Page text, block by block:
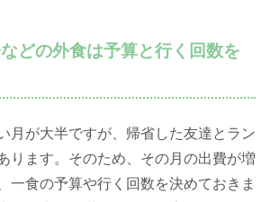
どの外食は予算と行く回数を
月が大半ですが、帰省した友達とラン
ります。そのため、その月の出費が増
一食の予算や行く回数を決めておきま